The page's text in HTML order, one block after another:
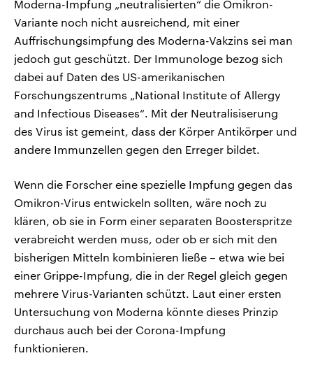
Moderna-Impfung „neutralisierten“ die Omikron-
Variante noch nicht ausreichend, mit einer
Auffrischungsimpfung des Moderna-Vakzins sei man
jedoch gut geschützt. Der Immunologe bezog sich
dabei auf Daten des US-amerikanischen
Forschungszentrums „National Institute of Allergy
and Infectious Diseases“. Mit der Neutralisiserung
des Virus ist gemeint, dass der Körper Antikörper und
andere Immunzellen gegen den Erreger bildet.
Wenn die Forscher eine spezielle Impfung gegen das
Omikron-Virus entwickeln sollten, wäre noch zu
klären, ob sie in Form einer separaten Boosterspritze
verabreicht werden muss, oder ob er sich mit den
bisherigen Mitteln kombinieren ließe – etwa wie bei
einer Grippe-Impfung, die in der Regel gleich gegen
mehrere Virus-Varianten schützt. Laut einer ersten
Untersuchung von Moderna könnte dieses Prinzip
durchaus auch bei der Corona-Impfung
funktionieren.